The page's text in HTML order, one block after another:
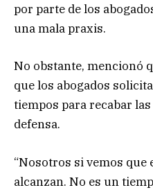
por parte de los
una mala praxis.
No obstante, mencionó
que los abogados
tiempos para recabar
defensa.
“Nosotros si vemos que
alcanzan. No es un